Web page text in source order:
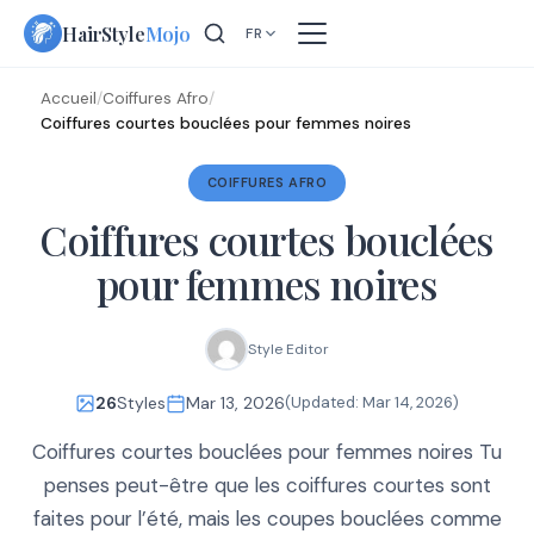
Skip
HairStyleMojo FR
Accueil/Coiffures Afro/
Coiffures courtes bouclées pour femmes noires
COIFFURES AFRO
Coiffures courtes bouclées
pour femmes noires
Style Editor
26Styles Mar 13, 2026(Updated: Mar 14, 2026)
Coiffures courtes bouclées pour femmes noires Tu
penses peut-être que les coiffures courtes sont
faites pour l’été, mais les coupes bouclées comme